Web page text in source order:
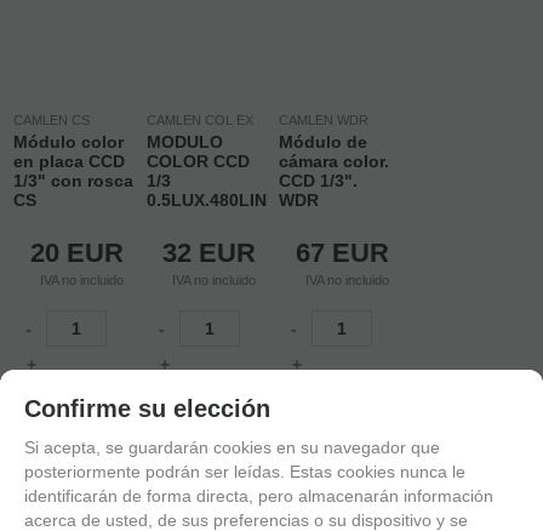
CAMLEN CS
Módulo color
en placa CCD
1/3" con rosca
CS
20 EUR
IVA no incluido
-
+
RESERVAR
CAMLEN COL EX
MODULO
COLOR CCD
1/3
0.5LUX.480LINEAS
32 EUR
IVA no incluido
-
+
RESERVAR
CAMLEN WDR
Módulo de
cámara color.
CCD 1/3".
WDR
67 EUR
IVA no incluido
-
+
mostrando1al3de 3
FILTRAR PRODUCTOS
Política de gestión de Cookies
Utilizamos cookies propias para el correcto funcionamiento del
sitio. Además, se utilizan otras de terceros que analizan cómo
se usan nuestros servicios para mejorar la experiencia de
usuario, divulgar ofertas comerciales personalizadas o realizar
Confirme su elección
Si acepta, se guardarán cookies en su navegador que
posteriormente podrán ser leídas. Estas cookies nunca le
identificarán de forma directa, pero almacenarán información
acerca de usted, de sus preferencias o su dispositivo y se